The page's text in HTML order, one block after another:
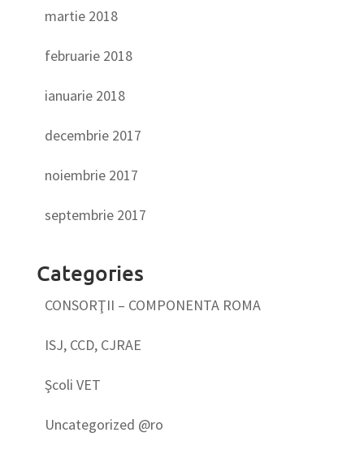
martie 2018
februarie 2018
ianuarie 2018
decembrie 2017
noiembrie 2017
septembrie 2017
Categories
CONSORŢII – COMPONENTA ROMA
ISJ, CCD, CJRAE
Şcoli VET
Uncategorized @ro